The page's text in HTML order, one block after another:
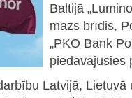
Baltijā
mazs brīdis,
„PKO Bank
piedāvājusies
Latvijā, Lietuvā